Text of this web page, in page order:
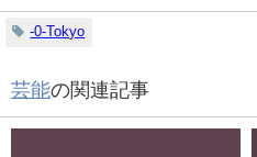
-0-Tokyo
芸能の関連記事